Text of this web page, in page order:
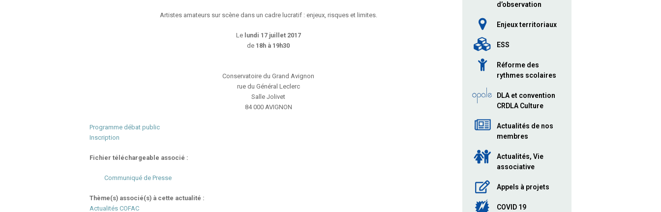
Artistes amateurs sur scène dans un cadre lucratif : enjeux, risques et limites.
Le lundi 17 juillet 2017
de 18h à 19h30
Conservatoire du Grand Avignon
rue du Général Leclerc
Salle Jolivet
84 000 AVIGNON
Programme débat public
Inscription
Fichier téléchargeable associé :
Communiqué de Presse
Thème(s) associé(s) à cette actualité :
Actualités COFAC
d’observation
Enjeux territoriaux
ESS
Réforme des
rythmes scolaires
DLA et convention
CRDLA Culture
Actualités de nos
membres
Actualités, Vie
associative
Appels à projets
COVID 19